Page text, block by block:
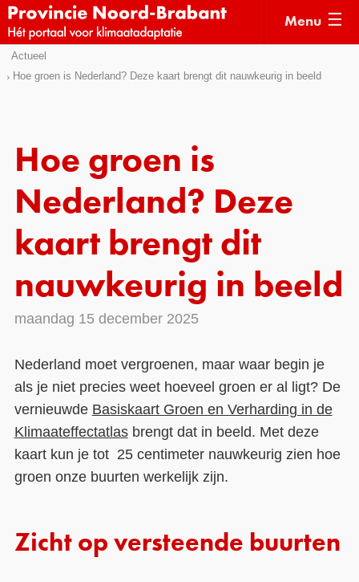
Sla
links
naar
menu
Direct
naar
de
inhoud
Menu
Actueel
Hoe groen is Nederland? Deze kaart brengt dit nauwkeurig in beeld
Hoe groen is
Nederland? Deze
kaart brengt dit
nauwkeurig in beeld
maandag 15 december 2025
Nederland moet vergroenen, maar waar begin je
als je niet precies weet hoeveel groen er al ligt? De
vernieuwde Basiskaart Groen en Verharding in de
Klimaateffectatlasbrengt dat in beeld. Met deze
kaart kun je tot 25 centimeter nauwkeurig zien hoe
groen onze buurten werkelijk zijn.
Zicht op versteende buurten
Kennisdossiers
Hulpmiddelen
Subsidies
Monitoring
Contact
LIFE-IP Klimaatadaptatie
Weerbaar Dommelland